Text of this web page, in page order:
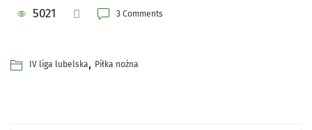
5021 3 Comments
IV liga lubelska, Piłka nożna